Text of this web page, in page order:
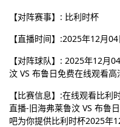
【对阵赛事】: 比利时杯
【直播时间】:2025年12月
【对阵球队】: 2025年12月
汶 VS 布鲁日免费在线观看高
【比赛信息】:在线观看比
直播-旧海弗莱鲁汶 VS 布鲁
吧为你提供比利时杯2025年